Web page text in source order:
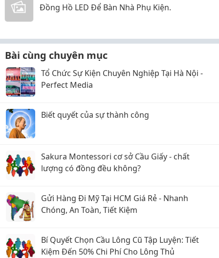
Đồng Hồ LED Để Bàn Nhà Phụ Kiện.
Bài cùng chuyên mục
Tổ Chức Sự Kiện Chuyên Nghiệp Tại Hà Nội -
Perfect Media
Biết quyết của sự thành công
Sakura Montessori cơ sở Cầu Giấy - chất
lượng có đồng đều không?
Gửi Hàng Đi Mỹ Tại HCM Giá Rẻ - Nhanh
Chóng, An Toàn, Tiết Kiệm
Bí Quyết Chọn Cầu Lông Cũ Tập Luyện: Tiết
Kiệm Đến 50% Chi Phí Cho Lông Thủ